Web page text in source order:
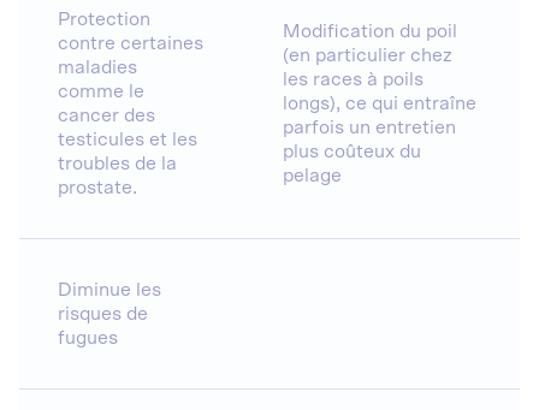
Protection
contre certaines
maladies
comme le
cancer des
testicules et les
troubles de la
prostate.
Modification du poil
(en particulier chez
les races à poils
longs), ce qui entraîne
parfois un entretien
plus coûteux du
pelage
Diminue les
risques de
fugues